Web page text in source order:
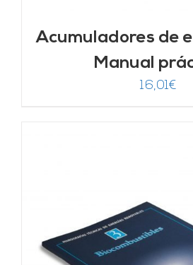
Acumuladores de
Manual
16,01€